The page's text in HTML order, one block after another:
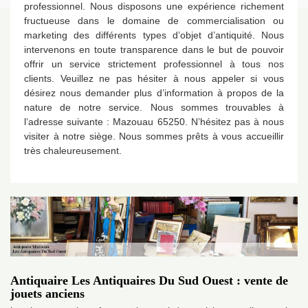
professionnel. Nous disposons une expérience richement
fructueuse dans le domaine de commercialisation ou
marketing des différents types d’objet d’antiquité. Nous
intervenons en toute transparence dans le but de pouvoir
offrir un service strictement professionnel à tous nos
clients. Veuillez ne pas hésiter à nous appeler si vous
désirez nous demander plus d’information à propos de la
nature de notre service. Nous sommes trouvables à
l’adresse suivante : Mazouau 65250. N’hésitez pas à nous
visiter à notre siège. Nous sommes prêts à vous accueillir
très chaleureusement.
Antiquaire Les Antiquaires Du Sud Ouest : vente de
jouets anciens